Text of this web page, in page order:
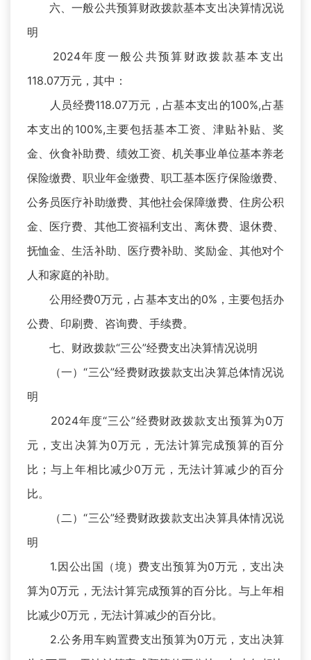
六、一般公共预算财政拨款基本支出决算情况说
明
2024年度一般公共预算财政拨款基本支出
118.07万元，其中：
人员经费118.07万元，占基本支出的100%,占基
本支出的100%,主要包括基本工资、津贴补贴、奖
金、伙食补助费、绩效工资、机关事业单位基本养老
保险缴费、职业年金缴费、职工基本医疗保险缴费、
公务员医疗补助缴费、其他社会保障缴费、住房公积
金、医疗费、其他工资福利支出、离休费、退休费、
抚恤金、生活补助、医疗费补助、奖励金、其他对个
人和家庭的补助。
公用经费0万元，占基本支出的0%，主要包括办
公费、印刷费、咨询费、手续费。
七、财政拨款“三公”经费支出决算情况说明
（一）“三公”经费财政拨款支出决算总体情况说
明
2024年度“三公”经费财政拨款支出预算为0万
元，支出决算为0万元，无法计算完成预算的百分
比；与上年相比减少0万元，无法计算减少的百分
比。
（二）“三公”经费财政拨款支出决算具体情况说
明
1.因公出国（境）费支出预算为0万元，支出决
算为0万元，无法计算完成预算的百分比。与上年相
比减少0万元，无法计算减少的百分比。
2.公务用车购置费支出预算为0万元，支出决算